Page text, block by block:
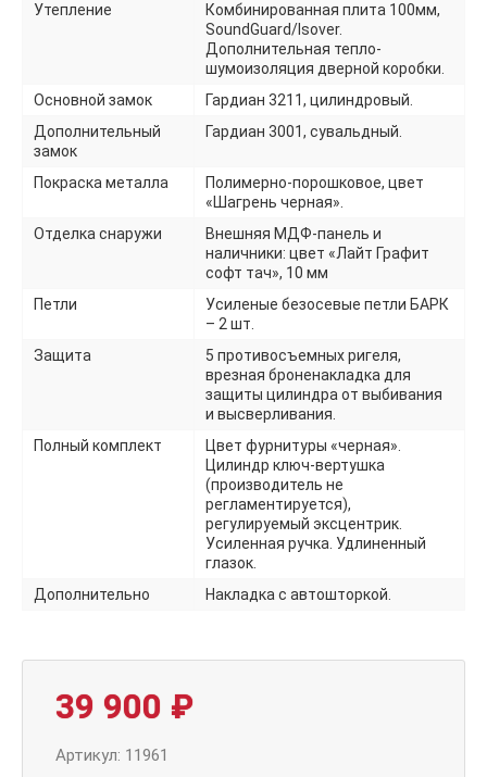
Утепление
Комбинированная плита 100мм,
SoundGuard/Isover.
Дополнительная тепло-
шумоизоляция дверной коробки.
Основной замок
Гардиан 3211, цилиндровый.
Дополнительный
замок
Гардиан 3001, сувальдный.
Покраска металла
Полимерно-порошковое, цвет
«Шагрень черная».
Отделка снаружи
Внешняя МДФ-панель и
наличники: цвет «Лайт Графит
софт тач», 10 мм
Петли
Усиленые безосевые петли БАРК
– 2 шт.
Защита
5 противосъемных ригеля,
врезная броненакладка для
защиты цилиндра от выбивания
и высверливания.
Полный комплект
Цвет фурнитуры «черная».
Цилиндр ключ-вертушка
(производитель не
регламентируется),
регулируемый эксцентрик.
Усиленная ручка. Удлиненный
глазок.
Дополнительно
Накладка с автошторкой.
39 900 ₽
Артикул: 11961